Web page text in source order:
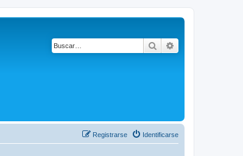
Buscar
Identificarse
Registrarse